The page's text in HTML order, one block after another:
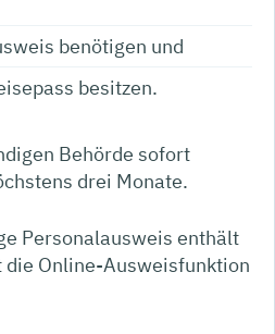
benötigen und
besitzen.
Behörde sofort
drei Monate.
Personalausweis enthält
die Online-Ausweisfunktion